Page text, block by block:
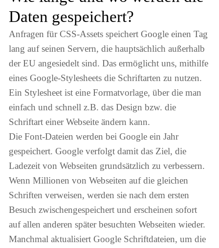
Daten gespeichert?
Anfragen für CSS-Assets speichert Google einen Tag
lang auf seinen Servern, die hauptsächlich außerhalb
der EU angesiedelt sind. Das ermöglicht uns, mithilfe
eines Google-Stylesheets die Schriftarten zu nutzen.
Ein Stylesheet ist eine Formatvorlage, über die man
einfach und schnell z.B. das Design bzw. die
Schriftart einer Webseite ändern kann.
Die Font-Dateien werden bei Google ein Jahr
gespeichert. Google verfolgt damit das Ziel, die
Ladezeit von Webseiten grundsätzlich zu verbessern.
Wenn Millionen von Webseiten auf die gleichen
Schriften verweisen, werden sie nach dem ersten
Besuch zwischengespeichert und erscheinen sofort
auf allen anderen später besuchten Webseiten wieder.
Manchmal aktualisiert Google Schriftdateien, um die